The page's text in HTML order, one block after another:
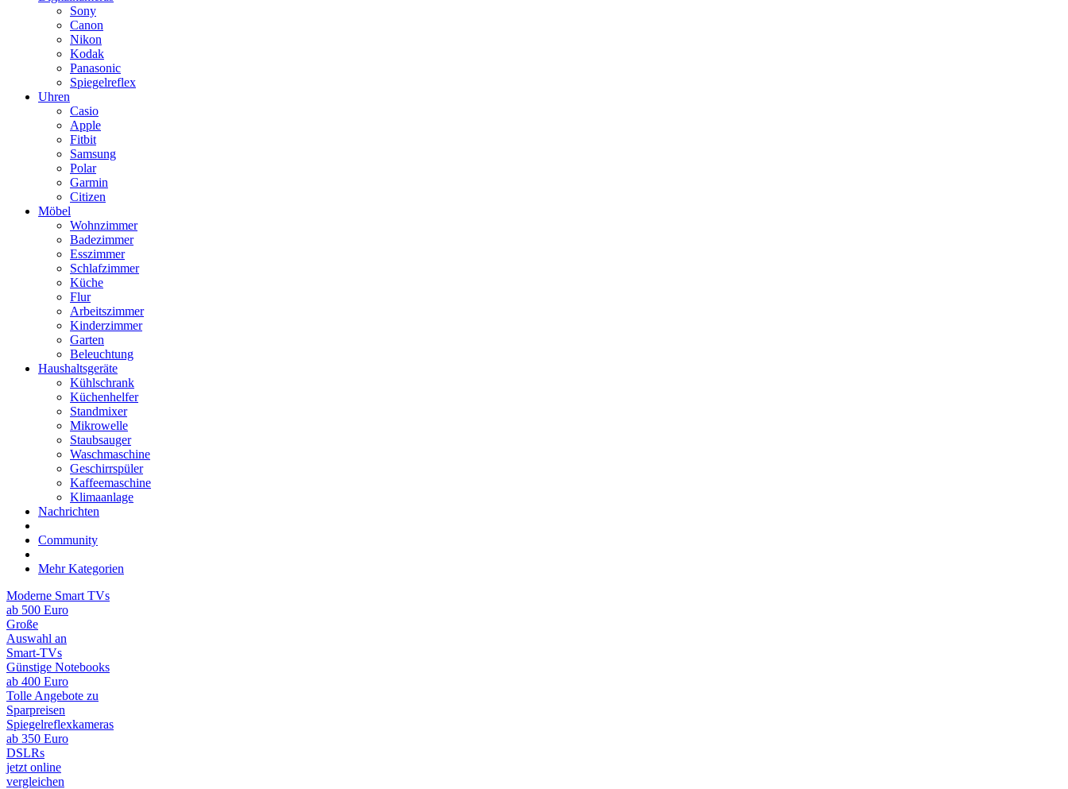
Sony
Canon
Nikon
Kodak
Panasonic
Spiegelreflex
Uhren
Casio
Apple
Fitbit
Samsung
Polar
Garmin
Citizen
Möbel
Wohnzimmer
Badezimmer
Esszimmer
Schlafzimmer
Küche
Flur
Arbeitszimmer
Kinderzimmer
Garten
Beleuchtung
Haushaltsgeräte
Kühlschrank
Küchenhelfer
Standmixer
Mikrowelle
Staubsauger
Waschmaschine
Geschirrspüler
Kaffeemaschine
Klimaanlage
Nachrichten
Community
Mehr Kategorien
Moderne Smart TVs
ab 500 Euro
Große
Auswahl an
Smart-TVs
Günstige Notebooks
ab 400 Euro
Tolle Angebote zu
Sparpreisen
Spiegelreflexkameras
ab 350 Euro
DSLRs
jetzt online
vergleichen